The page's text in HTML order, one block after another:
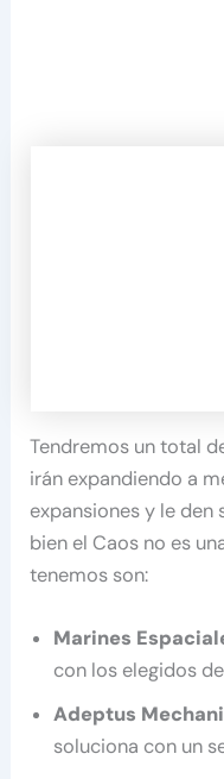
Tendremos un total
irán expandiendo a
expansiones y le den
bien el Caos no es
tenemos son:
Marines
con los elegidos
Adeptus
soluciona con un